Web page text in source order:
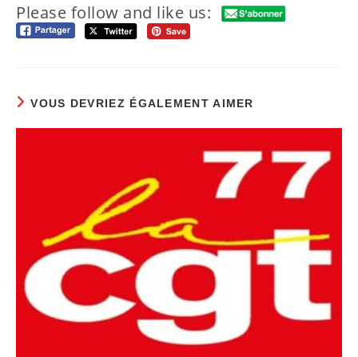
Please follow and like us:
VOUS DEVRIEZ ÉGALEMENT AIMER